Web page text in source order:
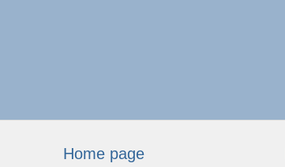
Home page